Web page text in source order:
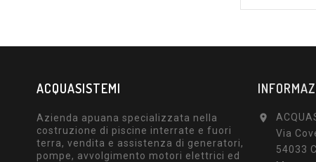
ACQUASISTEMI
Azienda apuana specializzata nella
costruzione di piscine interrate e fuori
terra, vendita e assistenza di generatori,
pompe, avvolgimento motori elettrici ed

Via
54033